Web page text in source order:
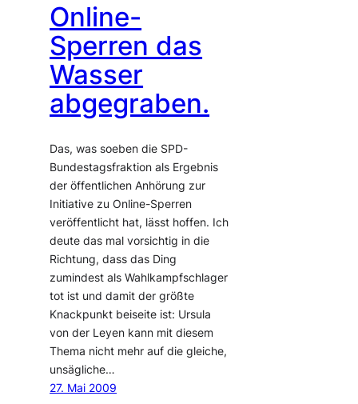
Online-
Sperren das
Wasser
abgegraben.
Das, was soeben die SPD-
Bundestagsfraktion als Ergebnis
der öffentlichen Anhörung zur
Initiative zu Online-Sperren
veröffentlicht hat, lässt hoffen. Ich
deute das mal vorsichtig in die
Richtung, dass das Ding
zumindest als Wahlkampfschlager
tot ist und damit der größte
Knackpunkt beiseite ist: Ursula
von der Leyen kann mit diesem
Thema nicht mehr auf die gleiche,
unsägliche…
27. Mai 2009